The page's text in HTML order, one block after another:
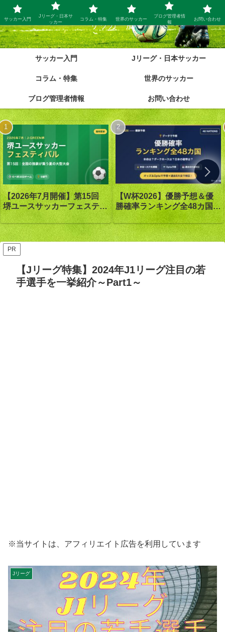
サッカー脳
サッカー入門 Jリーグ・日本サッカー
コラム・特集 世界のサッカー
ブログ管理者情報 お問い合わせ
【2026年7月開催】第15回
堺ユースサッカーフェスティ
バル in J-GREEN堺｜大会概
要・日程・参加カテゴリ【随
時更新】
【W杯2026】優勝予想＆優
勝確率ランキング全48カ国｜
優勝は1番人気スペイン｜オ
ッズ答え合わせ【Opta検
証】
PR
【Jリーグ特集】2024年J1リーグ注目の若
手選手を一挙紹介～Part1～
※当サイトは、アフィリエイト広告を利用しています
Jリーグ
サッカー入門
Jリーグ・日本サ
ッカー
コラム・特集 世界のサッカー
ブログ管理者情
報
お問い合わせ